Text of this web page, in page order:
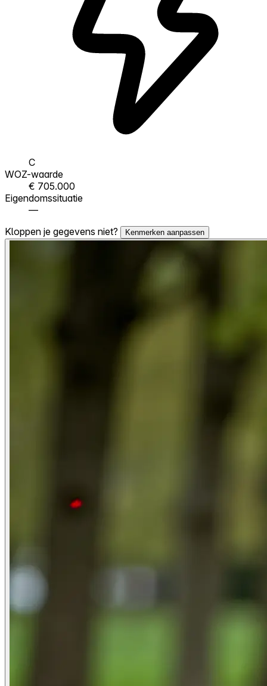
C
WOZ-waarde
€ 705.000
Eigendomssituatie
—
Kloppen je gegevens niet?
Kenmerken aanpassen